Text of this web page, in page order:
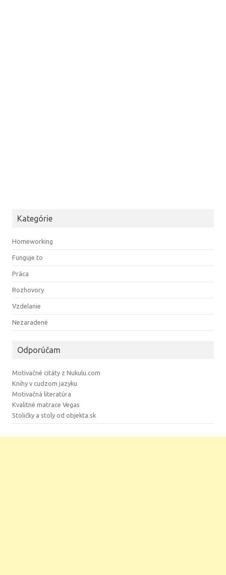
Kategórie
Homeworking
Funguje to
Práca
Rozhovory
Vzdelanie
Nezaradené
Odporúčam
Motivačné citáty z Nukulu.com
Knihy v cudzom jazyku
Motivačná literatúra
Kvalitné matrace Vegas
Stoličky a stoly od objekta.sk